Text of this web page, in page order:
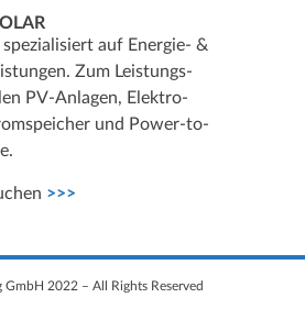
auf Energie- &
Zum Leistungs­
PV-Anlagen, Elektro­
und Power-to-
>>>
2022 – All Rights Reserved